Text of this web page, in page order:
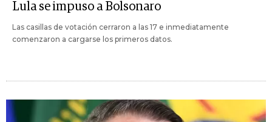
Lula se impuso a Bolsonaro
Las casillas de votación cerraron a las 17 e inmediatamente
comenzaron a cargarse los primeros datos.